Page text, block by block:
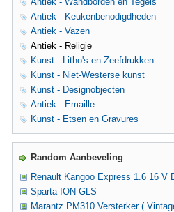
Antiek - Keukenbenodigdheden
Antiek - Vazen
Antiek - Religie
Kunst - Litho's en Zeefdrukken
Kunst - Niet-Westerse kunst
Kunst - Designobjecten
Antiek - Emaille
Kunst - Etsen en Gravures
Random Aanbeveling
Renault Kangoo Express 1.6 16 V
Sparta ION GLS
Marantz PM310 Versterker (